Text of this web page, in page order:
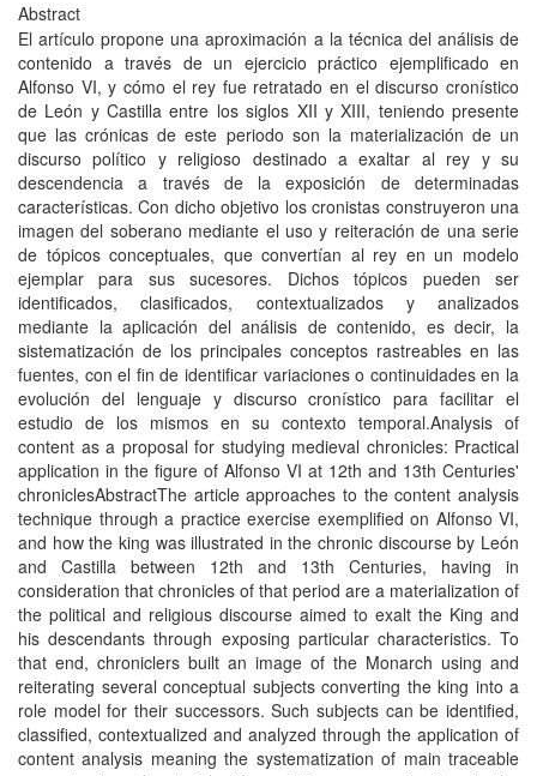
Abstract
El artí­culo propone una aproximación a la técnica del análisis de
contenido a través de un ejercicio práctico ejemplificado en
Alfonso VI, y cómo el rey fue retratado en el discurso croní­stico
de León y Castilla entre los siglos XII y XIII, teniendo presente
que las crónicas de este periodo son la materialización de un
discurso polí­tico y religioso destinado a exaltar al rey y su
descendencia a través de la exposición de determinadas
caracterí­sticas. Con dicho objetivo los cronistas construyeron una
imagen del soberano mediante el uso y reiteración de una serie
de tópicos conceptuales, que convertí­an al rey en un modelo
ejemplar para sus sucesores. Dichos tópicos pueden ser
identificados, clasificados, contextualizados y analizados
mediante la aplicación del análisis de contenido, es decir, la
sistematización de los principales conceptos rastreables en las
fuentes, con el fin de identificar variaciones o continuidades en la
evolución del lenguaje y discurso croní­stico para facilitar el
estudio de los mismos en su contexto temporal.Analysis of
content as a proposal for studying medieval chronicles: Practical
application in the figure of Alfonso VI at 12th and 13th Centuries'
chroniclesAbstractThe article approaches to the content analysis
technique through a practice exercise exemplified on Alfonso VI,
and how the king was illustrated in the chronic discourse by León
and Castilla between 12th and 13th Centuries, having in
consideration that chronicles of that period are a materialization of
the political and religious discourse aimed to exalt the King and
his descendants through exposing particular characteristics. To
that end, chroniclers built an image of the Monarch using and
reiterating several conceptual subjects converting the king into a
role model for their successors. Such subjects can be identified,
classified, contextualized and analyzed through the application of
content analysis meaning the systematization of main traceable